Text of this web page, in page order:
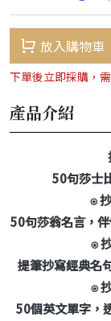
放入購物車
下單後立即採購，
產品介紹
50句莎士
⍟
50句莎翁名言，
⍟
提筆抄寫經典名
⍟
50個英文單字，